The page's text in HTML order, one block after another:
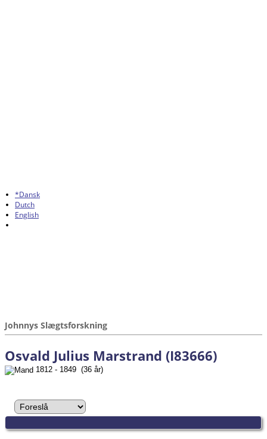
*Dansk
Dutch
English
Johnnys Slægtsforskning
Osvald Julius Marstrand (I83666)
1812 - 1849 (36 år)